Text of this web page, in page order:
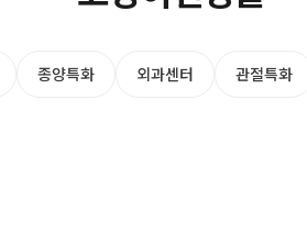
종양특화 외과센터 관절특화